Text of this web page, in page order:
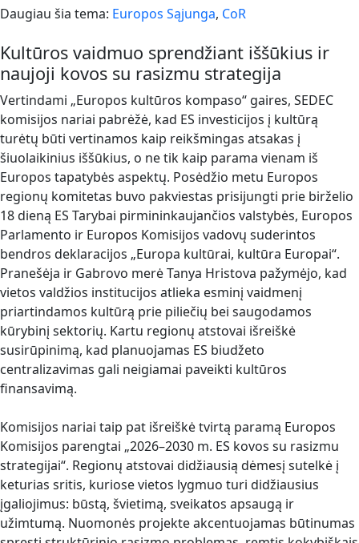
Daugiau šia tema: Europos Sąjunga, CoR
Kultūros vaidmuo sprendžiant iššūkius ir
naujoji kovos su rasizmu strategija
Vertindami „Europos kultūros kompaso“ gaires, SEDEC
komisijos nariai pabrėžė, kad ES investicijos į kultūrą
turėtų būti vertinamos kaip reikšmingas atsakas į
šiuolaikinius iššūkius, o ne tik kaip parama vienam iš
Europos tapatybės aspektų. Posėdžio metu Europos
regionų komitetas buvo pakviestas prisijungti prie birželio
18 dieną ES Tarybai pirmininkaujančios valstybės, Europos
Parlamento ir Europos Komisijos vadovų suderintos
bendros deklaracijos „Europa kultūrai, kultūra Europai“.
Pranešėja ir Gabrovo merė Tanya Hristova pažymėjo, kad
vietos valdžios institucijos atlieka esminį vaidmenį
priartindamos kultūrą prie piliečių bei saugodamos
kūrybinį sektorių. Kartu regionų atstovai išreiškė
susirūpinimą, kad planuojamas ES biudžeto
centralizavimas gali neigiamai paveikti kultūros
finansavimą.
Komisijos nariai taip pat išreiškė tvirtą paramą Europos
Komisijos parengtai „2026–2030 m. ES kovos su rasizmu
strategijai“. Regionų atstovai didžiausią dėmesį sutelkė į
keturias sritis, kuriose vietos lygmuo turi didžiausius
įgaliojimus: būstą, švietimą, sveikatos apsaugą ir
užimtumą. Nuomonės projekte akcentuojamas būtinumas